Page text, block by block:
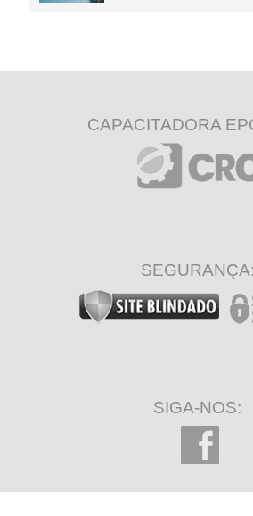
CAPACITADORA
SEGURANÇA:
SIGA-NOS: